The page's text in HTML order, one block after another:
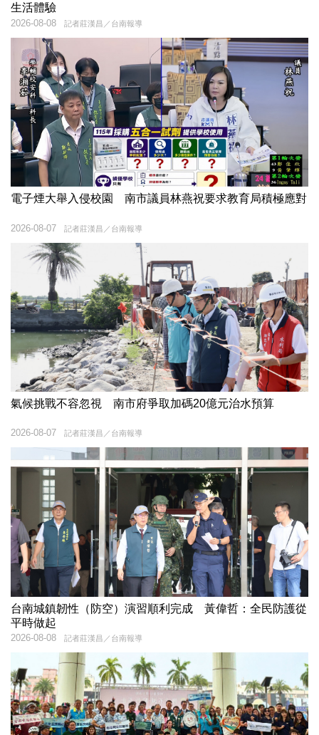
生活體驗
記者莊漢昌／台南報導
2026-08-08
電子煙大舉入侵校園 南市議員林燕祝要求教育局積極應對
記者莊漢昌／台南報導
2026-08-07
氣候挑戰不容忽視 南市府爭取加碼20億元治水預算
記者莊漢昌／台南報導
2026-08-07
台南城鎮韌性（防空）演習順利完成 黃偉哲：全民防護從
平時做起
記者莊漢昌／台南報導
2026-08-08